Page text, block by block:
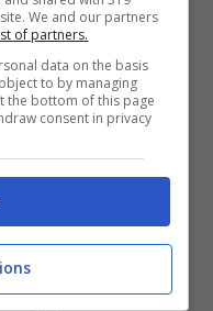
suChoupo-
di PSG e
essere un
We and our partners
of partners.
data on the basis
to by managing
the bottom of this page
consent in privacy